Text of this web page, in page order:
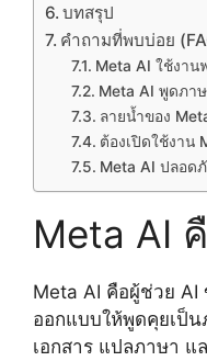
บทสรุป
คำถามที่พบบ่อย
Meta AI ใช้งาน
Meta AI พูดภา
ลายน้ำของ
ต้องเปิดใช้งาน
Meta AI ปลอด
Meta AI
Meta AI คือผู้ช่วย AI
ออกแบบให้พูดคุยเป็
เอกสาร แปลภาษา แ